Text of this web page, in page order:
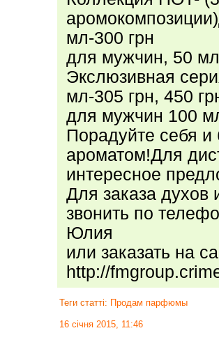
мл-300 грн
для мужчин, 50
Экслюзивная
мл-305 грн, 450
для мужчин 100
Порадуйте себя
ароматом!Для
интересное
Для заказа духов
звонить по
Юлия
или заказать на
http://
Теги статті: Продам парфюмы
16 січня 2015, 11:46